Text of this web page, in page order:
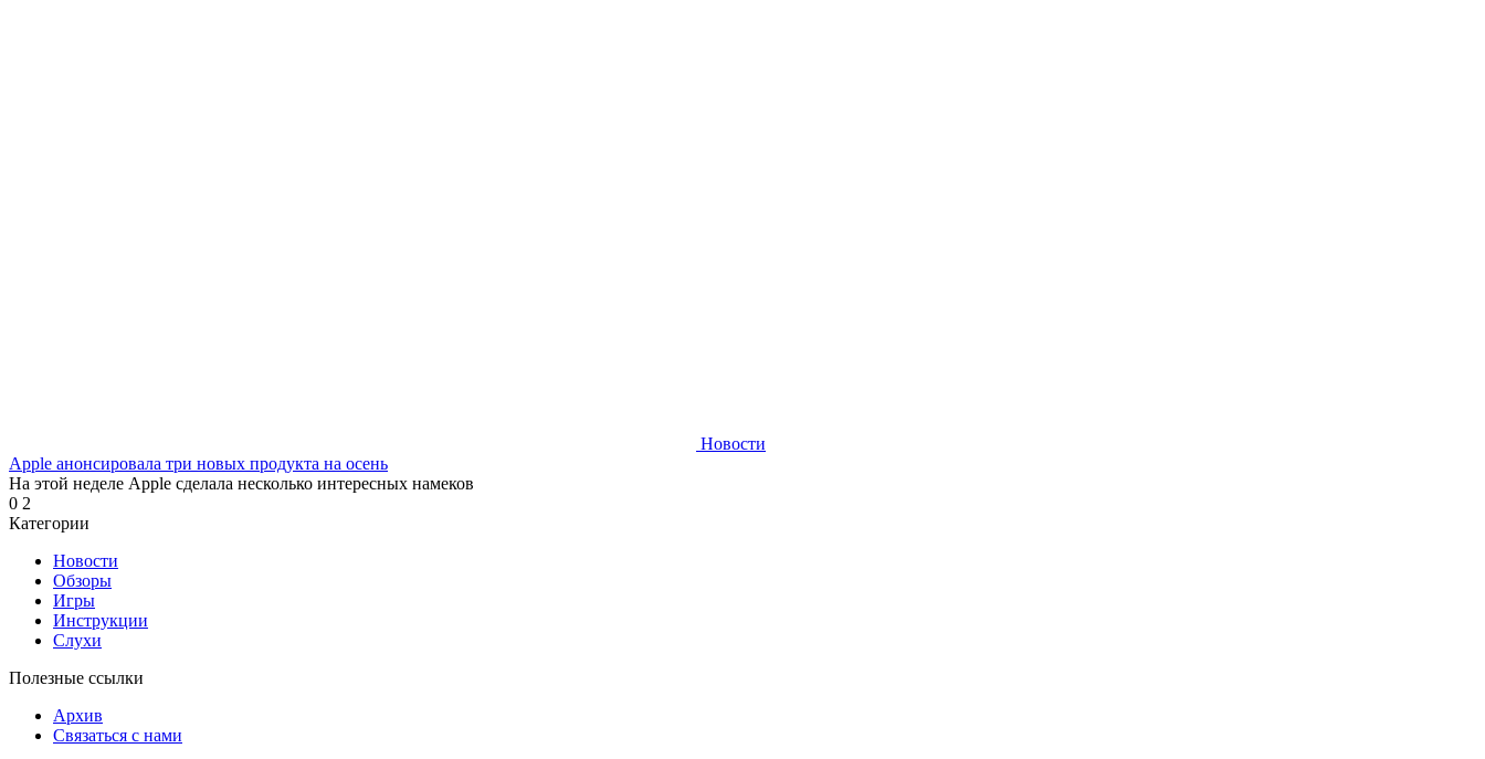
Новости
Apple анонсировала три новых продукта на осень
На этой неделе Apple сделала несколько интересных намеков
0 2
Категории
Новости
Обзоры
Игры
Инструкции
Слухи
Полезные ссылки
Архив
Связаться с нами